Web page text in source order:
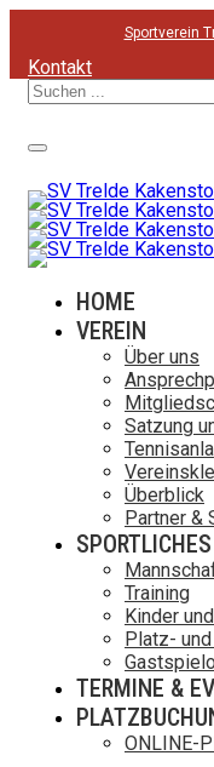
Sportverein
Kontakt
Toggle navigation
HOME
VEREIN
Über uns
Satzung
Überblick
Partner &
SPORTLICHES
Training
Kinder
Platz-
TERMINE &
ONLINE-